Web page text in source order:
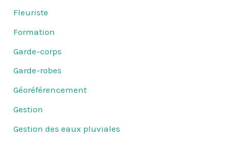
Fleuriste
Formation
Garde-corps
Garde-robes
Géoréférencement
Gestion
Gestion des eaux pluviales